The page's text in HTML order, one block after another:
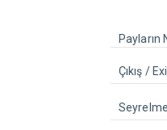
Payların
Çıkış /